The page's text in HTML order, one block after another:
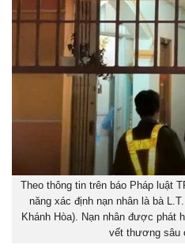
Theo thông tin trên báo Pháp luật
năng xác định nạn nhân là bà
Khánh Hòa). Nạn nhân được phát
vết thương sâu